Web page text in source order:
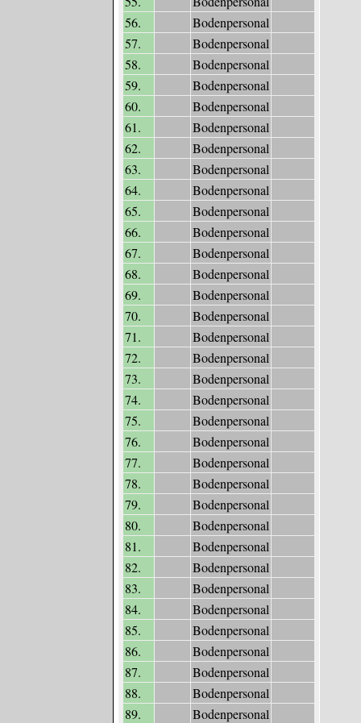
56.
Bodenpersonal
57.
Bodenpersonal
58.
Bodenpersonal
59.
Bodenpersonal
60.
Bodenpersonal
61.
Bodenpersonal
62.
Bodenpersonal
63.
Bodenpersonal
64.
Bodenpersonal
65.
Bodenpersonal
66.
Bodenpersonal
67.
Bodenpersonal
68.
Bodenpersonal
69.
Bodenpersonal
70.
Bodenpersonal
71.
Bodenpersonal
72.
Bodenpersonal
73.
Bodenpersonal
74.
Bodenpersonal
75.
Bodenpersonal
76.
Bodenpersonal
77.
Bodenpersonal
78.
Bodenpersonal
79.
Bodenpersonal
80.
Bodenpersonal
81.
Bodenpersonal
82.
Bodenpersonal
83.
Bodenpersonal
84.
Bodenpersonal
85.
Bodenpersonal
86.
Bodenpersonal
87.
Bodenpersonal
88.
Bodenpersonal
89.
Bodenpersonal